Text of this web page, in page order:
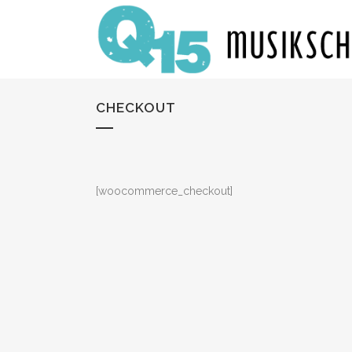
CHECKOUT
[woocommerce_checkout]